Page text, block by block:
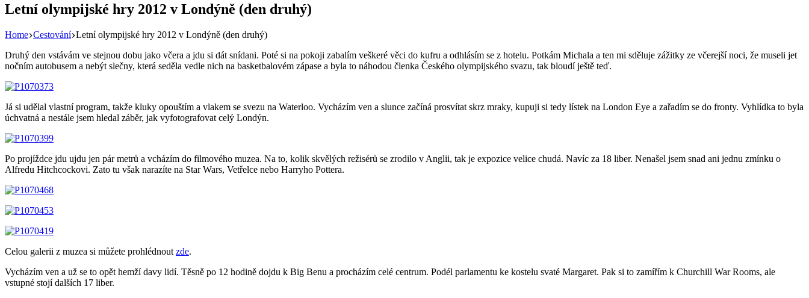
Letní olympijské hry 2012 v Londýně (den druhý)
Home Cestování Letní olympijské hry 2012 v Londýně (den druhý)
Druhý den vstávám ve stejnou dobu jako včera a jdu si dát snídani. Poté si na pokoji zabalím veškeré věci do kufru a odhlásím se z hotelu. Potkám Michala a ten mi sděluje zážitky ze včerejší noci, že museli jet
nočním autobusem a nebýt slečny, která seděla vedle nich na basketbalovém zápase a byla to náhodou členka Českého olympijského svazu, tak bloudí ještě teď.
Já si udělal vlastní program, takže kluky opouštím a vlakem se svezu na Waterloo. Vycházím ven a slunce začíná prosvítat skrz mraky, kupuji si tedy lístek na London Eye a zařadím se do fronty. Vyhlídka to byla
úchvatná a nestále jsem hledal záběr, jak vyfotografovat celý Londýn.
Po projíždce jdu ujdu jen pár metrů a vcházím do filmového muzea. Na to, kolik skvělých režisérů se zrodilo v Anglii, tak je expozice velice chudá. Navíc za 18 liber. Nenašel jsem snad ani jednu zmínku o
Alfredu Hitchcockovi. Zato tu však narazíte na Star Wars, Vetřelce nebo Harryho Pottera.
Celou galerii z muzea si můžete prohlédnout zde.
Vycházím ven a už se to opět hemží davy lidí. Těsně po 12 hodině dojdu k Big Benu a procházím celé centrum. Podél parlamentu ke kostelu svaté Margaret. Pak si to zamířím k Churchill War Rooms, ale
vstupné stojí dalších 17 liber.